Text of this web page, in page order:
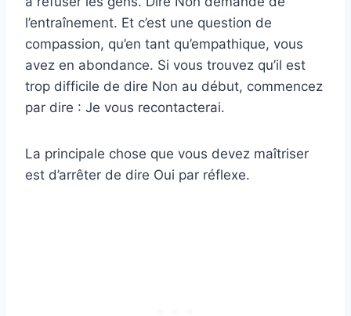
l’entraînement. Et c’est une question de
compassion, qu’en tant qu’empathique, vous
avez en abondance. Si vous trouvez qu’il est
trop difficile de dire Non au début, commencez
par dire : Je vous recontacterai.
La principale chose que vous devez maîtriser
est d’arrêter de dire Oui par réflexe.